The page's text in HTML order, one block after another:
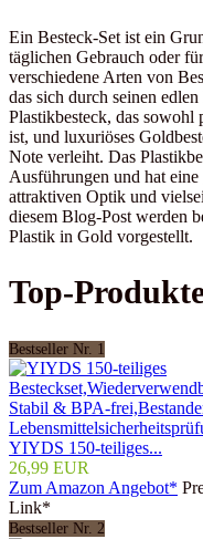
Ein Besteck-Set ist ein
täglichen Gebrauch oder
verschiedene Arten von
das sich durch seinen
Plastikbesteck, das sowohl
ist, und luxuriöses
Note verleiht. Das
Ausführungen und hat
attraktiven Optik und
diesem Blog-Post werden
Plastik in Gold vorgestellt.
Top-
Bestseller Nr. 1
YIYDS 150-teiliges...
26,99 EUR
Zum Amazon Angebot*
Link*
Bestseller Nr. 2